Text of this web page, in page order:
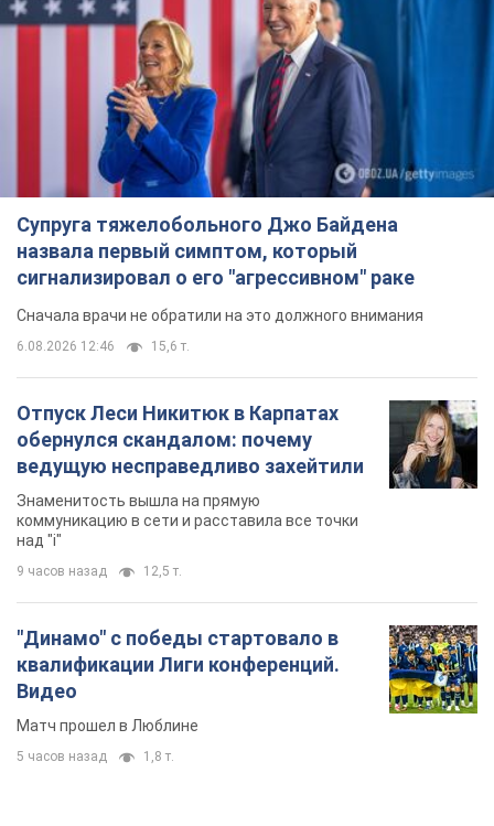
Отпуск Леси Никитюк в Карпатах
обернулся скандалом: почему
ведущую несправедливо захейтили
Знаменитость вышла на прямую
коммуникацию в сети и расставила все точки
9 часов назад 12,5 т.
"Динамо" с победы стартовало в
квалификации Лиги конференций.
Видео
Матч прошел в Люблине
5 часов назад 1,8 т.